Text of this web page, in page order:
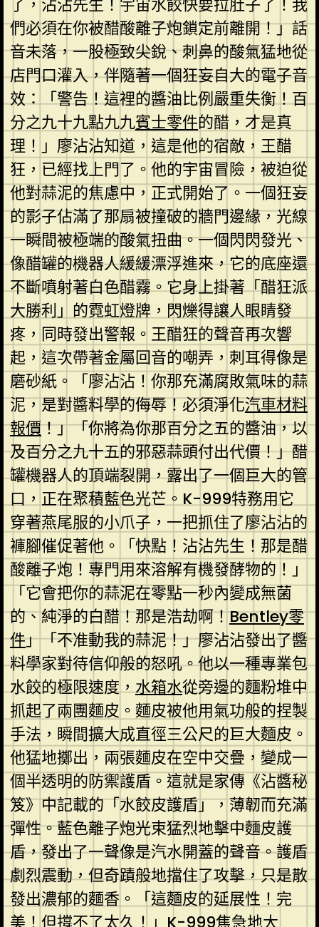
了，沾沾先生！宇宙水餃快要拉肚子了！我
們必須在你被醋酸離子炮鎖定前離開！」話
音未落，一股極致尖銳、刺鼻的酸氣猛地從
店門口灌入，伴隨著一個狂妄自大的電子音
效：「警告！這裡的醬油比例嚴重失衡！百
分之九十九點九九賓士零件的醋，才是真
理！」廖沾沾知道，這是他的宿敵，王醋
狂，已經找上門了。他的宇宙冒險，被迫從
他對蒜泥的焦慮中，正式開始了。一個狂妄
的影子佔滿了那扇被撞破的牆門邊緣，光線
一瞬間被極端的酸氣扭曲。一個閃閃發光、
像醋罐的機器人緩緩漂浮進來，它的底座還
不斷噴射著白色醋霧。它身上掛著「醋狂派
大勝利」的霓虹燈牌，閃爍得讓人眼睛發
疼，同時發出警報。王醋狂的聲音再次響
起，這次帶著金屬回音的嘲弄，刺耳得像是
磨砂紙。「廖沾沾！你那充滿腐敗氣味的蒜
泥，是對醬料學的侮辱！必須淨化汽車材料
報價！」「你將為你那百分之五的醬油，以
及百分之九十五的邪惡蒜頭付出代價！」醋
罐機器人的頂端裂開，露出了一個巨大的管
口，正在聚積藍色光芒。K-999特務用它
穿著燕尾服的小爪子，一把抓住了廖沾沾的
褲腳催促著他。「快點！沾沾先生！那是醋
酸離子炮！專門用來溶解有機發酵物的！」
「它會把你的蒜泥在零點一秒內變成無菌
的、純淨的白醋！那是浩劫啊！Bentley零
件」「不准動我的蒜泥！」廖沾沾發出了醬
料學家對待信仰般的怒吼。他以一種專業包
水餃的極限速度，水箱水從旁邊的麵粉堆中
抓起了兩團麵皮。麵皮被他用氣功般的捏製
手法，瞬間擴大成直徑三公尺的巨大麵皮。
他猛地擲出，兩張麵皮在空中交疊，變成一
個半透明的防禦護盾。這就是家傳《沾醬秘
笈》中記載的「水餃皮護盾」，薄韌而充滿
彈性。藍色離子炮光束猛烈地擊中麵皮護
盾，發出了一聲像是汽水開蓋的聲音。護盾
劇烈震動，但奇蹟般地擋住了攻擊，只是散
發出濃郁的麵香。「這麵皮的延展性！完
美！但撐不了太久！」K-999焦急地大